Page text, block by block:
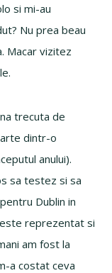
si mi-au
Nu prea beau
Macar vizitez
trecuta de
dintr-o
anului).
sa testez si sa
Dublin in
reprezentat si
am fost la
a costat ceva